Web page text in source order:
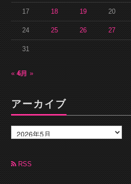
17 18 19 20
24 25 26 27
31
« 4月6月 »
アーカイブ
ー
カ
ブ RSS